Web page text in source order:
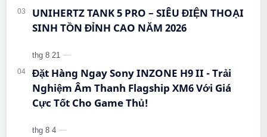
UNIHERTZ TANK 5 PRO – SIÊU ĐIỆN THOẠI
SINH TỒN ĐỈNH CAO NĂM 2026
Đặt Hàng Ngay Sony INZONE H9 II - Trải
Nghiệm Âm Thanh Flagship XM6 Với Giá
Cực Tốt Cho Game Thủ!